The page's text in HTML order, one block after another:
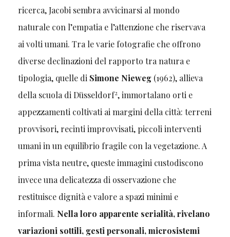
ricerca, Jacobi sembra avvicinarsi al mondo
naturale con l’empatia e l’attenzione che riservava
ai volti umani. Tra le varie fotografie che offrono
diverse declinazioni del rapporto tra natura e
tipologia, quelle di Simone Nieweg (1962), allieva
della scuola di Düsseldorf2, immortalano orti e
appezzamenti coltivati ai margini della città: terreni
provvisori, recinti improvvisati, piccoli interventi
umani in un equilibrio fragile con la vegetazione. A
prima vista neutre, queste immagini custodiscono
invece una delicatezza di osservazione che
restituisce dignità e valore a spazi minimi e
informali. Nella loro apparente serialità, rivelano
variazioni sottili, gesti personali, microsistemi